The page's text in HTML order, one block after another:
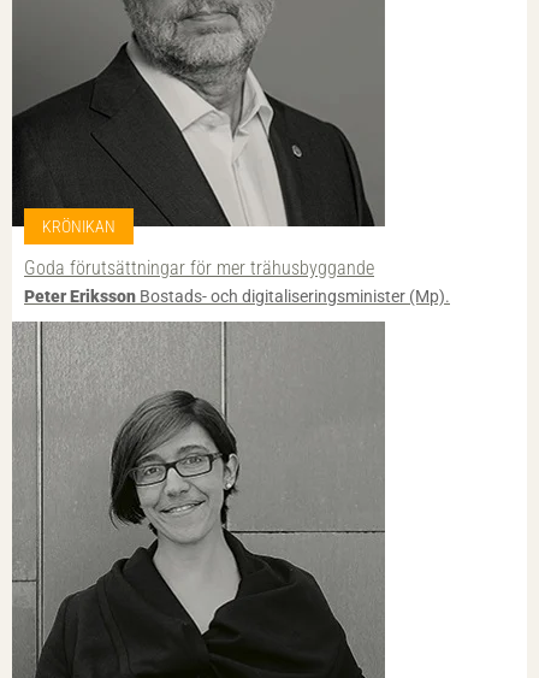
KRÖNIKAN
Goda förutsättningar för mer trähusbyggande
Peter Eriksson Bostads- och digitaliseringsminister (Mp).